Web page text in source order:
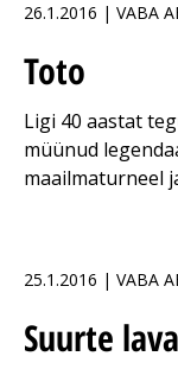
26.1.2016 | VABA
Toto
Ligi 40 aastat
müünud
maailmaturneel
25.1.2016 | VABA
Suurte